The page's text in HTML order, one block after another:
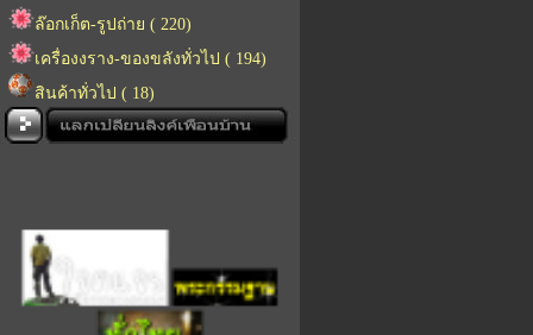
ล๊อกเก็ต-รูปถ่าย ( 220)
เครื่องงราง-ของขลังทั่วไป ( 194)
สินค้าทั่วไป ( 18)